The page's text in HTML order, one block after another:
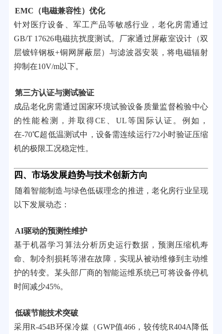
EMC（电磁兼容性）优化
针对医疗设备、军工产品等敏感行业，老化房需通过
GB/T 17626电磁抗扰度测试。厂家通过屏蔽室设计（双
层镀锌钢板+铜网屏蔽层）与滤波器安装，将电磁辐射
抑制在10V/m以下。
第三方认证与测试验证
成品老化房需通过国家环境试验设备质量监督检验中心
的性能检测，并取得CE、UL等国际认证。例如，
在-70℃超低温测试中，设备需连续运行72小时验证压缩
机的极限工况稳定性。
四、市场发展趋势与技术创新方向
随着智能制造与绿色低碳理念的推进，老化房行业呈现
以下发展动态：
AI驱动的预测性维护
基于机器学习算法分析历史运行数据，预测压缩机寿
命、制冷剂损耗等潜在故障，实现从被动维修到主动维
护的转变。某头部厂商的智能运维系统已可将设备停机
时间减少45%。
低碳节能技术突破
采用R-454B环保冷媒（GWP值466，较传统R404A降低